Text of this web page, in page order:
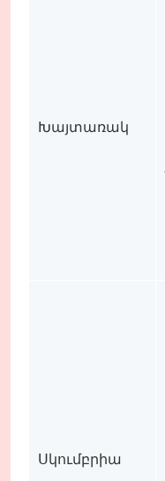
Խայտառակ
Սկումբրիա